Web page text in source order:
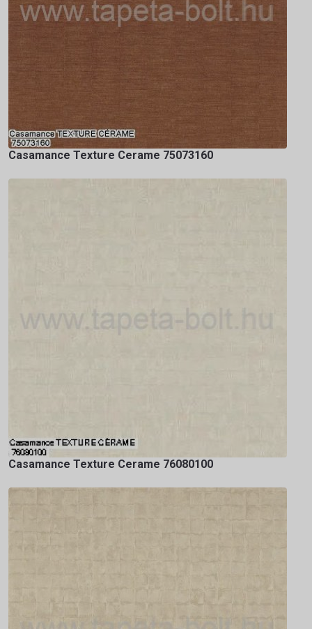
Casamance Texture Cerame 75073160
Casamance Texture Cerame 76080100